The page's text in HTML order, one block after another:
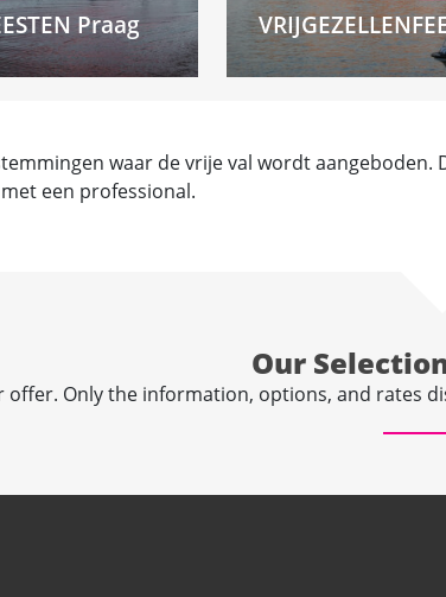
Praag
waar de vrije val wordt
een professional.
Our
offer. Only the information, options, and rates